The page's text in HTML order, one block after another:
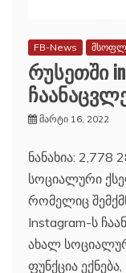
FB-News
რუსეთში
მარტი 16, 2022
ნანახია: 2,778
სოციალური
რომელიც
Instagram-ს
ახალ
ფუნქცია ექნება,